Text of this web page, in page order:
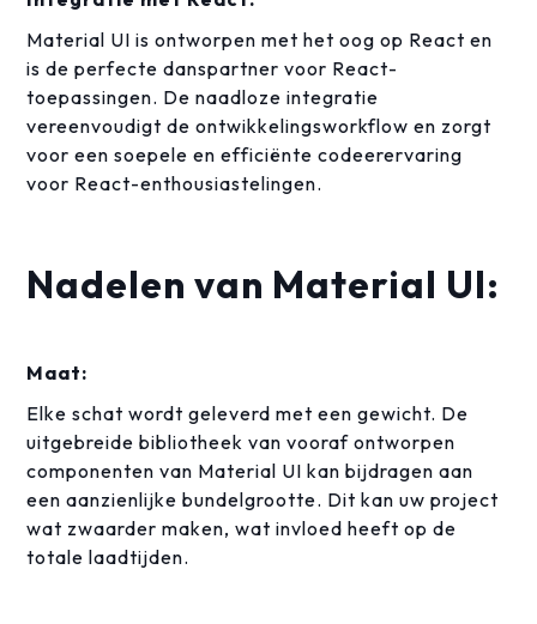
Material UI is ontworpen met het oog op React en
is de perfecte danspartner voor React-
toepassingen. De naadloze integratie
vereenvoudigt de ontwikkelingsworkflow en zorgt
voor een soepele en efficiënte codeerervaring
voor React-enthousiastelingen.
Nadelen van Material UI:
Maat:
Elke schat wordt geleverd met een gewicht. De
uitgebreide bibliotheek van vooraf ontworpen
componenten van Material UI kan bijdragen aan
een aanzienlijke bundelgrootte. Dit kan uw project
wat zwaarder maken, wat invloed heeft op de
totale laadtijden.